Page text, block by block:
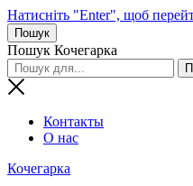
Натисніть "Enter", щоб
Пошук
Пошук Кочегарка
Контакты
О нас
Кочегарка